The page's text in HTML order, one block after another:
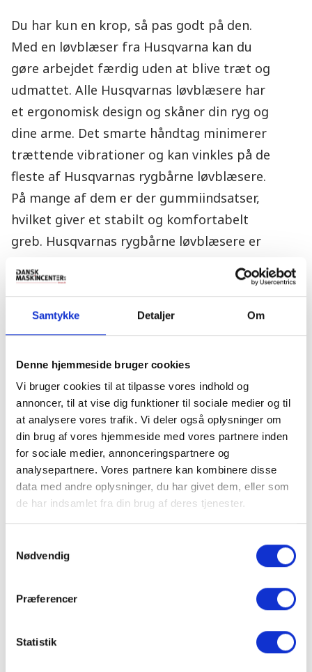
Samtykke Detaljer Om
Denne hjemmeside bruger cookies
Vi bruger cookies til at tilpasse vores indhold og
annoncer, til at vise dig funktioner til sociale medier og til
at analysere vores trafik. Vi deler også oplysninger om
din brug af vores hjemmeside med vores partnere inden
for sociale medier, annonceringspartnere og
analysepartnere. Vores partnere kan kombinere disse
data med andre oplysninger, du har givet dem, eller som
de har indsamlet fra din brug af deres tjenester.
Nødvendig
Præferencer
Statistik
Du har kun en krop, så pas godt på den.
Med en løvblæser fra Husqvarna kan du
gøre arbejdet færdig uden at blive træt og
udmattet. Alle Husqvarnas løvblæsere har
et ergonomisk design og skåner din ryg og
dine arme. Det smarte håndtag minimerer
trættende vibrationer og kan vinkles på de
fleste af Husqvarnas rygbårne løvblæsere.
På mange af dem er der gummiindsatser,
hvilket giver et stabilt og komfortabelt
greb. Husqvarnas rygbårne løvblæsere er
være den tilhørende sele, der reducerer
din krop, så du minimerer slitage af din
anvende den, i skal blot tilpasse selen.
Du behøver heller ikke at bekymre dig om at
forstyrre dine naboer. Husqvarnas
batteridrevne løvblæsere er designet til at
være meget støjsvage.
Du er mere end velkommen til at gå på
opdagelse i Husqvarnas store udvalg af
længere nede på siden. Vi er overbeviste
om, at den helt rigtige løvblæser til dig er
iblandt dem. Du kan eksempelvis vælge en
løvblæser i periodisk brug kategorien. Her
finder du to muligheder, der er til dig, som